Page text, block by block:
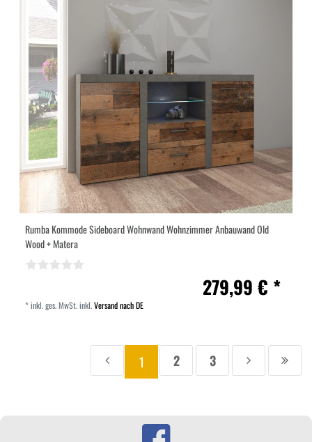
Rumba Kommode Sideboard Wohnwand Wohnzimmer Anbauwand Old
Wood + Matera
279,99 € *
*inkl. ges. MwSt.inkl.Versand nach DE
Zur
vorherigen
Aktuelle
Seite:
1 Seite
2 Seite
3
Zur
Zur